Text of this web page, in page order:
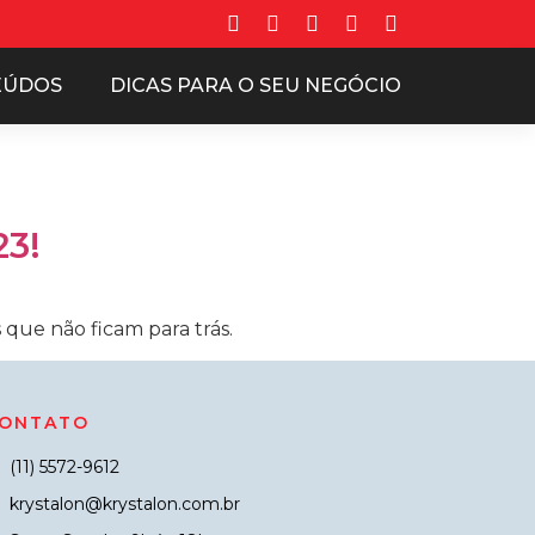
DICAS PARA O SEU NEGÓCIO
não ficam para trás.
(11) 5572-9612
krystalon@krystalon.com.br